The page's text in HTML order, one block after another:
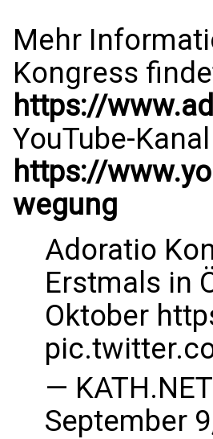
Mehr
Kongress
https://
YouTube-Kanal
https://
wegung
Adoratio
Erstmals in
Oktober
—
September